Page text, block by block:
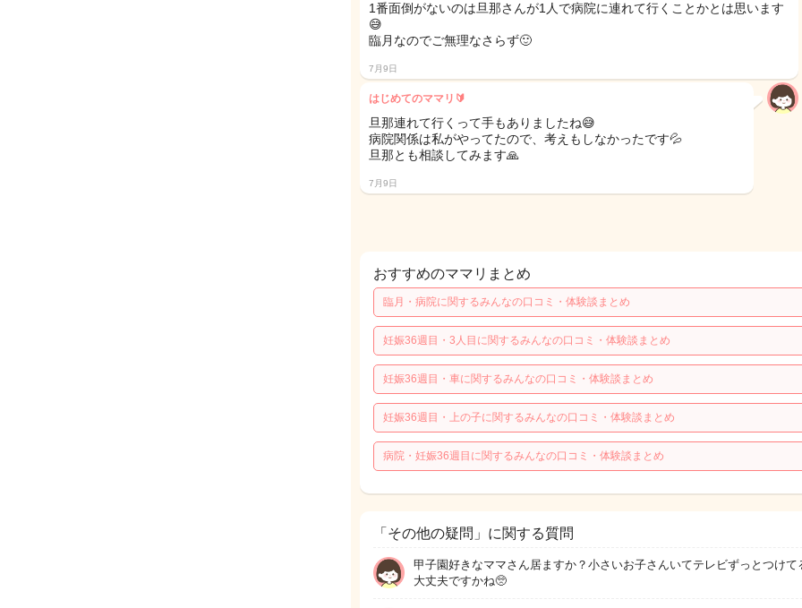
1番面倒がないのは旦那さんが1人で病院に連れて行くことかとは思います
😅
臨月なのでご無理なさらず🙂
7月9日
はじめてのママリ🔰
旦那連れて行くって手もありましたね😅
病院関係は私がやってたので、考えもしなかったです💦
旦那とも相談してみます🙏
7月9日
おすすめのママリまとめ
臨月・病院に関するみんなの口コミ・体験談まとめ
妊娠36週目・3人目に関するみんなの口コミ・体験談まとめ
妊娠36週目・車に関するみんなの口コミ・体験談まとめ
妊娠36週目・上の子に関するみんなの口コミ・体験談まとめ
病院・妊娠36週目に関するみんなの口コミ・体験談まとめ
「その他の疑問」に関する質問
甲子園好きなママさん居ますか？小さいお子さんいてテレビずっとつけて
大丈夫ですかね🥺